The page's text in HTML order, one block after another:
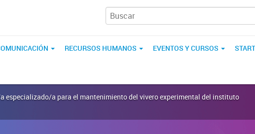
RECURSOS HUMANOS EVENTOS Y CURSOS
especializado/a para el mantenimiento del vivero experimental del instituto